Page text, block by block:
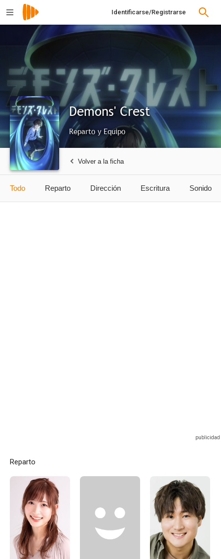
Identificarse/Registrarse
Demons' Crest
Reparto y Equipo
Volver a la ficha
Todo Reparto Dirección Escritura Sonido
Reparto